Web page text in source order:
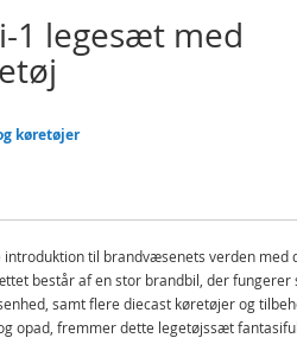
1 legesæt med
køretøjer
til brandvæsenets verden med
består af en stor brandbil, der fungerer
samt flere diecast køretøjer og
opad, fremmer dette legetøjssæt